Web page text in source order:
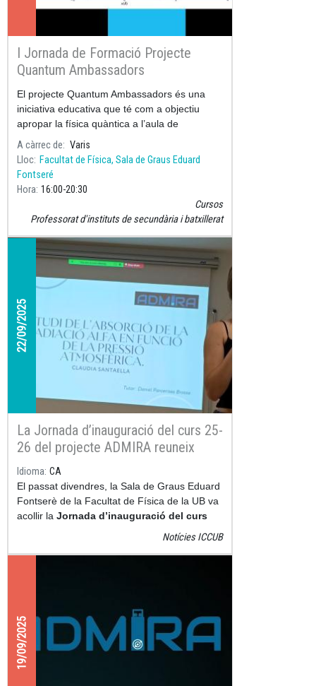
I Jornada de Formació Projecte
Quantum Ambassadors
El projecte Quantum Ambassadors és una
iniciativa educativa que té com a objectiu
apropar la física quàntica a l’aula de
secundària i batxillerat, formant una xarxa de
professorat compromès amb la
A càrrec de
Varis
Lloc Facultat de Física, Sala de Graus Eduard
Fontseré
Hora 16:00 20:30
Cursos
Professorat d'instituts de secundària i batxillerat
22/09/2025
La Jornada d’inauguració del curs 25-
26 del projecte ADMIRA reuneix
universitat i secundària per impulsar
la recerca i l’aprenentatge actiu
Idioma CA
El passat divendres, la Sala de Graus Eduard
Fontserè de la Facultat de Física de la UB va
acollir la Jornada d’inauguració del curs
(Activitats
amb Detectors Medipix per Investigar la
Notícies ICCUB
19/09/2025